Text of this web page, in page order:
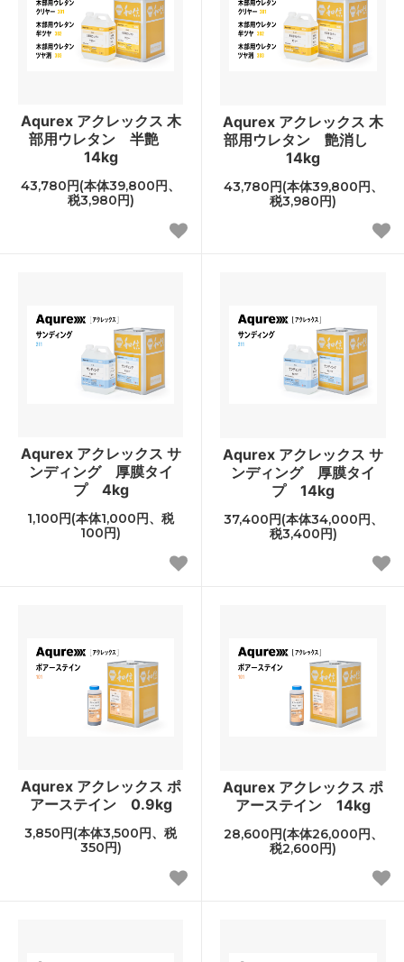
Aqurex アクレックス 木
部用ウレタン 半艶
14kg
43,780円(本体39,800円、
税3,980円)
Aqurex アクレックス 木
部用ウレタン 艶消し
14kg
43,780円(本体39,800円、
税3,980円)
Aqurex アクレックス サ
ンディング 厚膜タイ
プ 4kg
1,100円(本体1,000円、税
100円)
Aqurex アクレックス サ
ンディング 厚膜タイ
プ 14kg
37,400円(本体34,000円、
税3,400円)
Aqurex アクレックス ポ
アーステイン 0.9kg
3,850円(本体3,500円、税
350円)
Aqurex アクレックス ポ
アーステイン 14kg
28,600円(本体26,000円、
税2,600円)